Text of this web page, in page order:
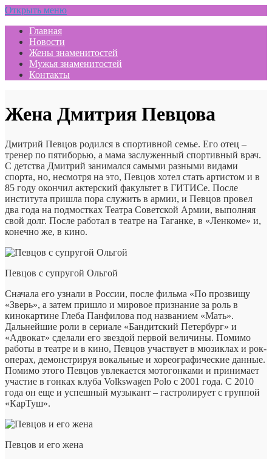
Открыть меню
Главная
Новости
Жены знаменитостей
Мужья знаменитостей
Контакты
Жена Дмитрия Певцова
Дмитрий Певцов родился в спортивной семье. Его отец –
тренер по пятиборью, а мама заслуженный спортивный врач.
С детства Дмитрий занимался самыми разными видами
спорта, но, несмотря на это, Певцов хотел стать артистом и в
85 году окончил актерский факультет в ГИТИСе. После
института пришла пора служить в армии, и Певцов провел
два года на подмостках Театра Советской Армии, выполняя
свой долг. После работал в театре на Таганке, в «Ленкоме» и,
конечно же, в кино.
Певцов с супругой Ольгой
Сначала его узнали в России, после фильма «По прозвищу
«Зверь», а затем пришло и мировое признание за роль в
кинокартине Глеба Панфилова под названием «Мать».
Дальнейшие роли в сериале «Бандитский Петербург» и
«Адвокат» сделали его звездой первой величины. Помимо
работы в театре и в кино, Певцов участвует в мюзиклах и рок-
операх, демонстрируя вокальные и хореографические данные.
Помимо этого Певцов увлекается мотогонками и принимает
участие в гонках клуба Volkswagen Polo с 2001 года. С 2010
года он еще и успешный музыкант – гастролирует с группой
«КарТуш».
Певцов и его жена